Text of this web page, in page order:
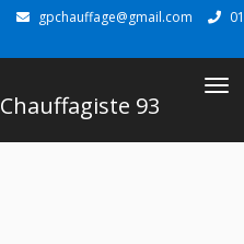
gpchauffage@gmail.com
Chauffagiste 93